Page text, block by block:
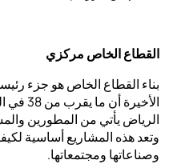
القطاع الخاص مركزي
بناء القطاع الخاص هو جزء
الرياض يأتي من المطورين
وتعد هذه المشاريع أساسية
وصناعاتها ومجتمعاتها.